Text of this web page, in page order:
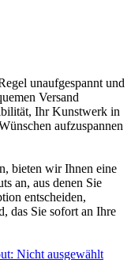
unaufgespannt und
Versand
Ihr Kunstwerk in
aufzuspannen
bieten wir Ihnen eine
an, aus denen Sie
entscheiden,
das Sie sofort an Ihre
Nicht ausgewählt